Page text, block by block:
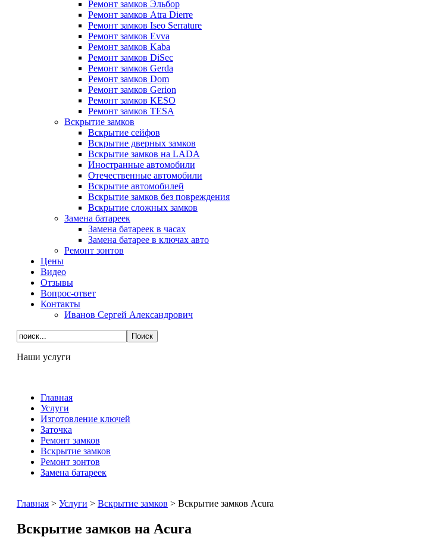
Ремонт замков Эльбор
Ремонт замков Atra Dierre
Ремонт замков Iseo Serrature
Ремонт замков Evva
Ремонт замков Kaba
Ремонт замков DiSec
Ремонт замков Gerda
Ремонт замков Dom
Ремонт замков Gerion
Ремонт замков KESO
Ремонт замков TESA
Вскрытие замков
Вскрытие сейфов
Вскрытие дверных замков
Вскрытие замков на LADA
Иностранные автомобили
Отечественные автомобили
Вскрытие автомобилей
Вскрытие замков без повреждения
Вскрытие сложных замков
Замена батареек
Замена батареек в часах
Замена батарее в ключах авто
Ремонт зонтов
Цены
Видео
Отзывы
Вопрос-ответ
Контакты
Иванов Сергей Александрович
Наши услуги
Главная
Услуги
Изготовление ключей
Заточка
Ремонт замков
Вскрытие замков
Ремонт зонтов
Замена батареек
Главная> Услуги > Вскрытие замков > Вскрытие замков Acura
Вскрытие замков на Acura